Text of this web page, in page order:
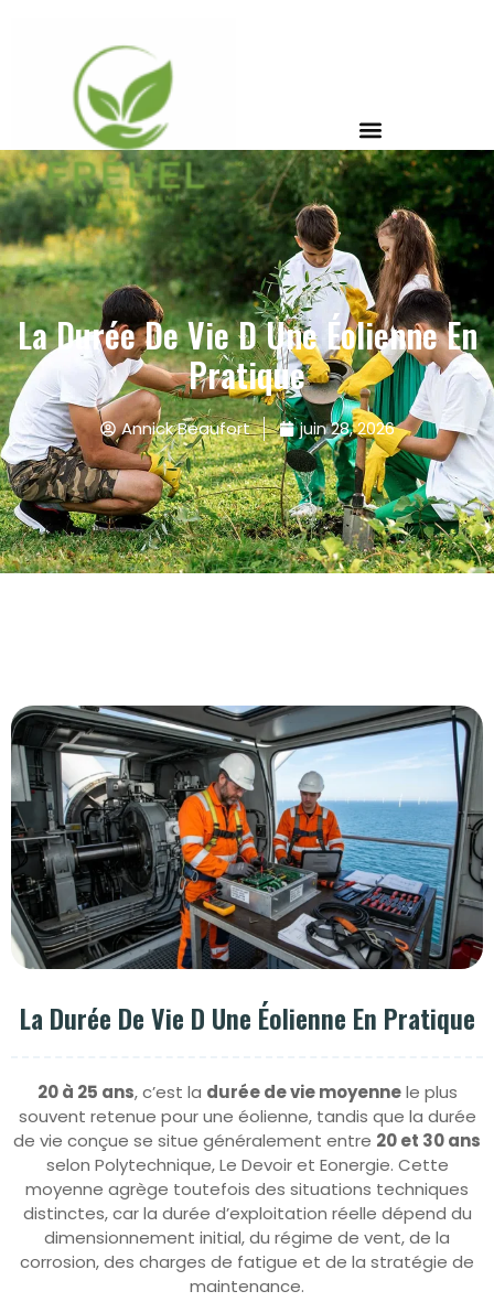
La Durée De Vie D Une Éolienne En
Pratique
Annick Beaufort juin 28, 2026
La Durée De Vie D Une Éolienne En Pratique
20 à 25 ans, c’est la durée de vie moyennele plus
souvent retenue pour une éolienne, tandis que la durée
de vie conçue se situe généralement entre 20 et 30 ans
selon Polytechnique, Le Devoir et Eonergie. Cette
moyenne agrège toutefois des situations techniques
distinctes, car la durée d’exploitation réelle dépend du
dimensionnement initial, du régime de vent, de la
corrosion, des charges de fatigue et de la stratégie de
maintenance.